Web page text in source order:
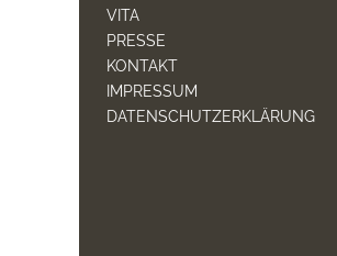
VITA
PRESSE
KONTAKT
IMPRESSUM
DATENSCHUTZERKLÄRUNG